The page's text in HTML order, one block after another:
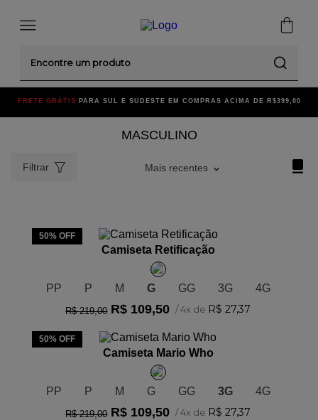
FRETE GRÁTIS PARA SUL E SUDESTE EM COMPRAS ACIMA DE R$399,00
MASCULINO
Filtrar Mais recentes
50% OFF
ADICIONAR AO CARRINHO
Camiseta Retificação
PP P M G GG 3G 4G
R$ 219,00 R$ 109,50 /4x de R$ 27,37
50% OFF
ADICIONAR AO CARRINHO
Camiseta Mario Who
PP P M G GG 3G 4G
R$ 219,00 R$ 109,50 /4x de R$ 27,37